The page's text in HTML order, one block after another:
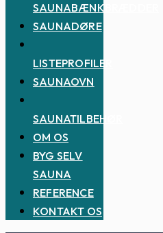
SAUNABÆNKBRÆDDER
SAUNADØRE
LISTEPROFILER
SAUNAOVN
SAUNATILBEHØR
OM OS
BYG SELV
SAUNA
REFERENCE
KONTAKT OS